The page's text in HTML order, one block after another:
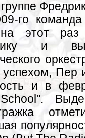
го
этот раз
и
Пер
и в